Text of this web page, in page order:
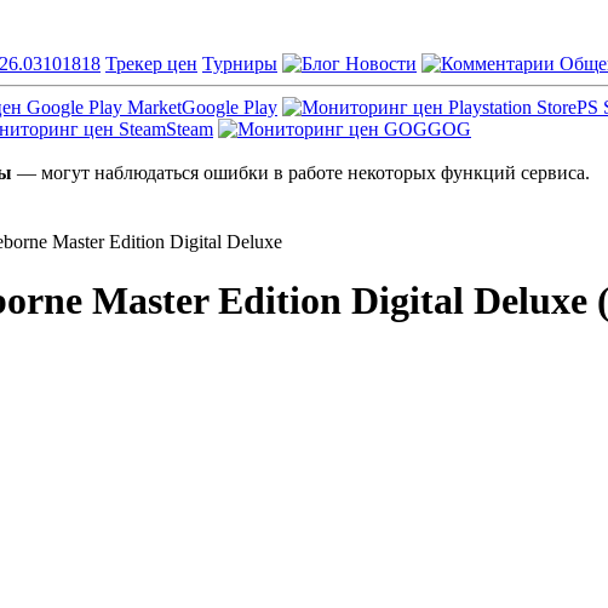
Трекер цен Турниры Новости
Google Play
PS
Steam
GOG
— могут наблюдаться ошибки в работе некоторых функций сервиса.
Master Edition Digital Deluxe
Master Edition Digital Deluxe